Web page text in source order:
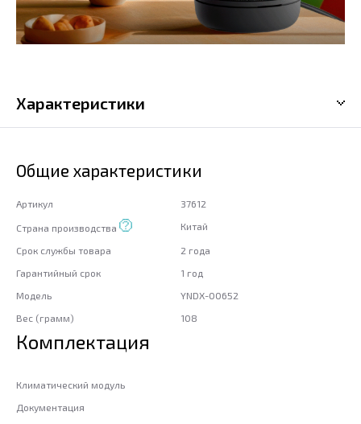
Характеристики
Общие характеристики
Артикул 37612
Страна производства Китай
Срок службы товара
2 года
Гарантийный срок
1 год
Модель
YNDX-00652
Вес (грамм)
108
Комплектация
Климатический модуль
Документация